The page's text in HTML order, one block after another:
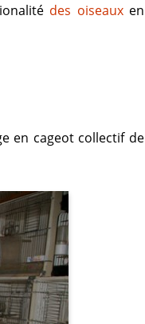
des oiseauxen
en cageot collectif de